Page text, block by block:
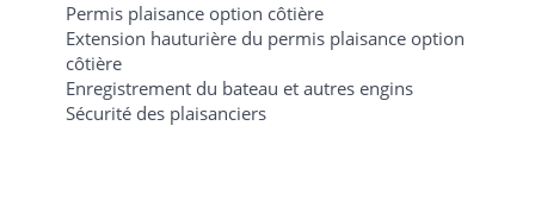
Permis plaisance option côtière
Extension hauturière du permis plaisance option
côtière
Enregistrement du bateau et autres engins
Sécurité des plaisanciers